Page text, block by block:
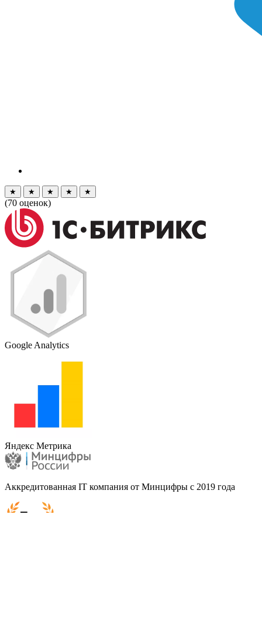
★ ★ ★ ★ ★
(70 оценок)
Google Analytics
Яндекс Метрика
Аккредитованная IT компания от Минцифры с 2019 года